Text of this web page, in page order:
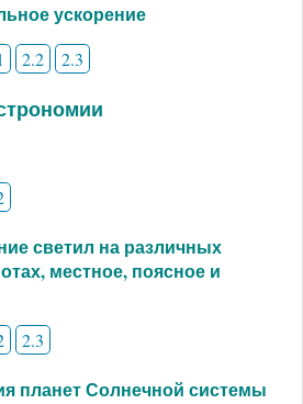
ускорение
2.2 2.3
светил на различных
местное, поясное и
2.3
планет Солнечной системы